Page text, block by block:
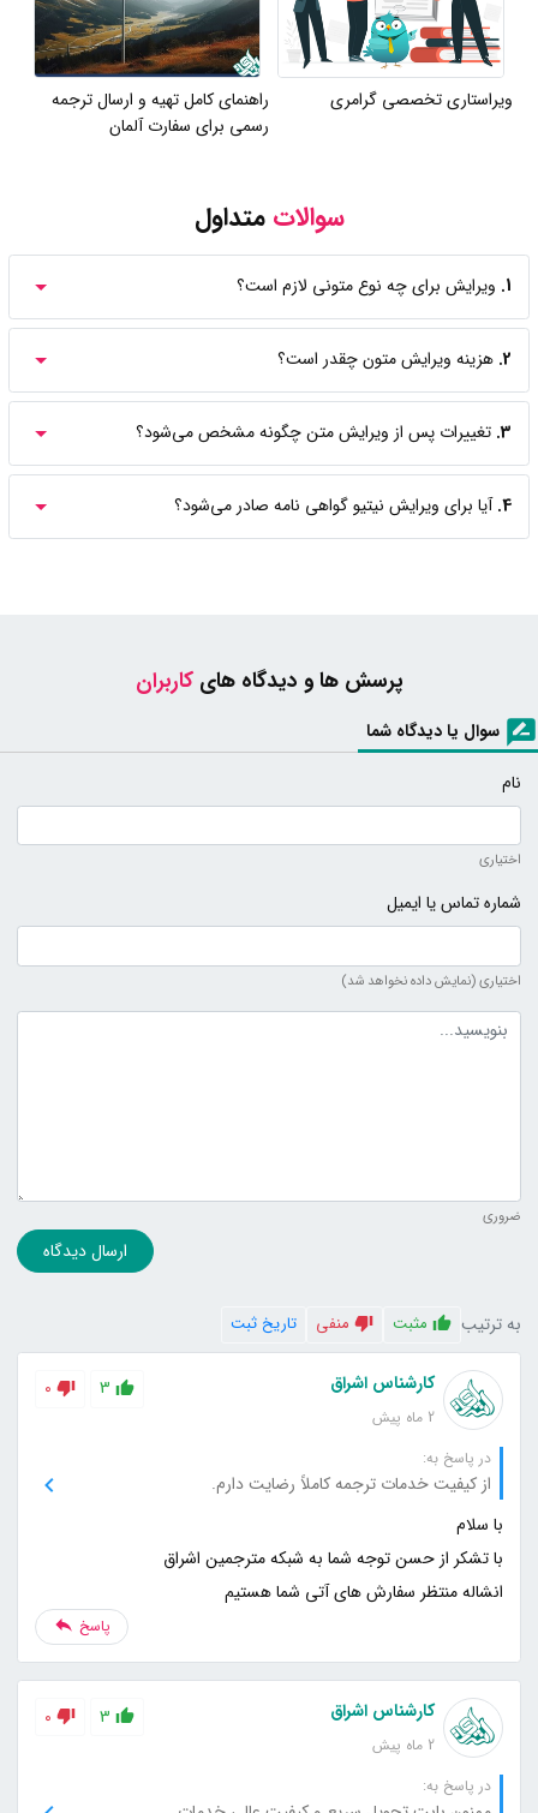
ویراستاری تخصصی گرامری
راهنمای کامل تهیه و ارسال ترجمه
رسمی برای سفارت آلمان
سوالاتمتداول
1. ویرایش برای چه نوع متونی لازم است؟
2. هزینه ویرایش متون چقدر است؟
3. تغییرات پس از ویرایش متن چگونه مشخص می‌شود؟
4. آیا برای ویرایش نیتیو گواهی نامه صادر می‌شود؟
پرسش ها و دیدگاه هایکاربران
سوال یا دیدگاه شما
نام
اختیاری
شماره تماس یا ایمیل
اختیاری (نمایش داده نخواهد شد)
متن دیدگاه
ضروری
ارسال دیدگاه
به ترتیب مثبت منفی تاریخ ثبت
کارشناس اشراق
2 ماه پیش
3
0
در پاسخ به:
از کیفیت خدمات ترجمه کاملاً رضایت دارم.
انشاله منتظر سفارش های آتی شما هستیم
پاسخ
کارشناس اشراق
2 ماه پیش
3
0
در پاسخ به: